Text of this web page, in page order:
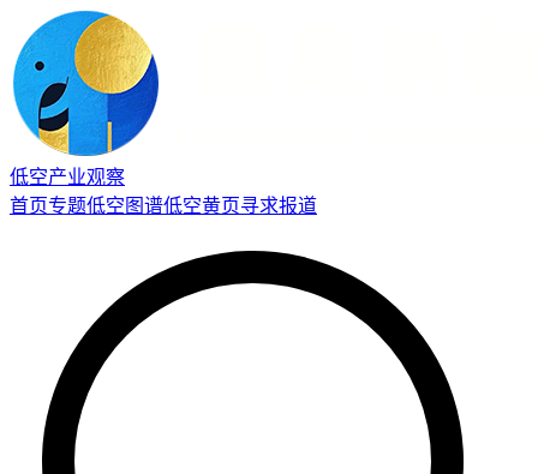
低空产业观察
首页专题低空图谱低空黄页寻求报道